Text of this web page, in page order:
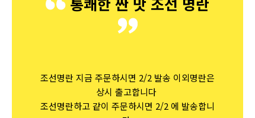
조선명란 지금 주문하시면 2/2 발송 이외명란은
상시 출고합니다
조선명란하고 같이 주문하시면 2/2 에 발송합니